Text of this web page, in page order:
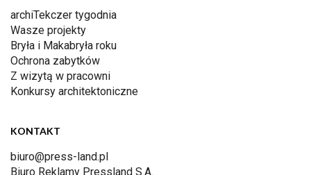
archiTekczer tygodnia
Wasze projekty
Bryła i Makabryła roku
Ochrona zabytków
Z wizytą w pracowni
Konkursy architektoniczne
KONTAKT
biuro@press-land.pl
Biuro Reklamy Pressland S.A.